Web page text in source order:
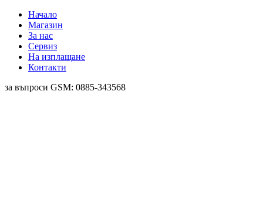
Начало
Магазин
За нас
Сервиз
На изплащане
Контакти
за въпроси GSM: 0885-343568